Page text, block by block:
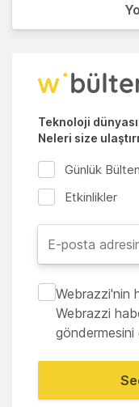
Teknoloji
Neleri size
Günlük Bülten
Etkinlikler
Webrazzi'nin
Webrazzi
göndermesini